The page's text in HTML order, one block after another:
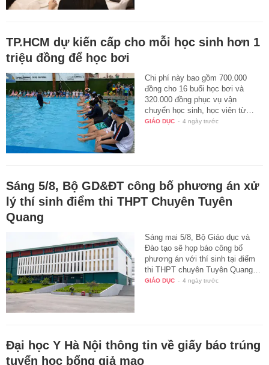
TP.HCM dự kiến cấp cho mỗi học sinh hơn 1
triệu đồng để học bơi
Chi phí này bao gồm 700.000
đồng cho 16 buổi học bơi và
320.000 đồng phục vụ vận
chuyển học sinh, học viên từ…
GIÁO DỤC - 4 ngày trước
Sáng 5/8, Bộ GD&ĐT công bố phương án xử
lý thí sinh điểm thi THPT Chuyên Tuyên
Quang
Sáng mai 5/8, Bộ Giáo dục và
Đào tạo sẽ họp báo công bố
phương án với thí sinh tại điểm
thi THPT chuyên Tuyên Quang…
GIÁO DỤC - 4 ngày trước
Đại học Y Hà Nội thông tin về giấy báo trúng
tuyển học bổng giả mạo